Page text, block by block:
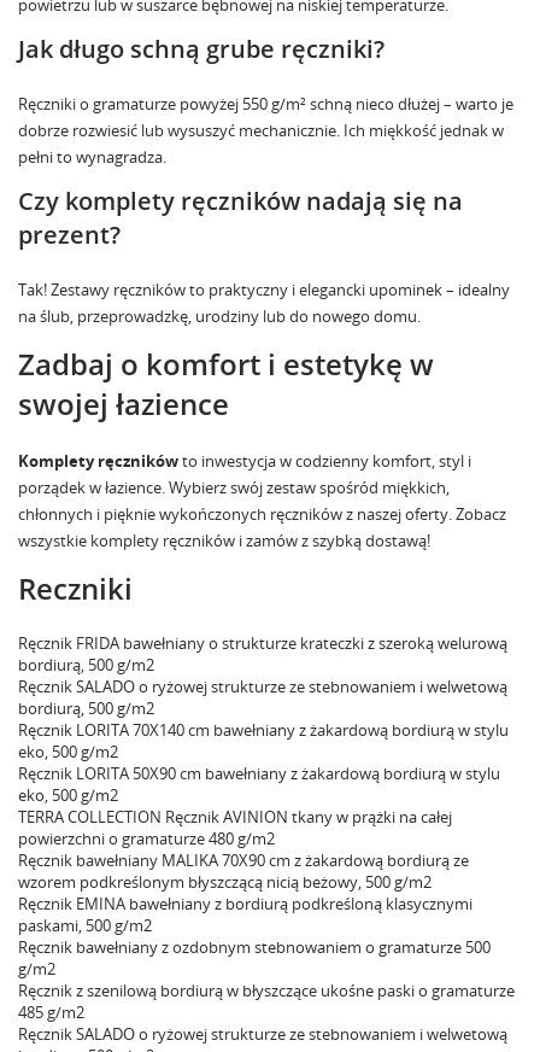
powietrzu lub w suszarce bębnowej na niskiej temperaturze.
Jak długo schną grube ręczniki?
Ręczniki o gramaturze powyżej 550 g/m² schną nieco dłużej – warto je
dobrze rozwiesić lub wysuszyć mechanicznie. Ich miękkość jednak w
pełni to wynagradza.
Czy komplety ręczników nadają się na
prezent?
Tak! Zestawy ręczników to praktyczny i elegancki upominek – idealny
na ślub, przeprowadzkę, urodziny lub do nowego domu.
Zadbaj o komfort i estetykę w
swojej łazience
Komplety ręcznikówto inwestycja w codzienny komfort, styl i
porządek w łazience. Wybierz swój zestaw spośród miękkich,
chłonnych i pięknie wykończonych ręczników z naszej oferty.Zobacz
wszystkie komplety ręczników i zamów z szybką dostawą!
Reczniki
Ręcznik FRIDA bawełniany o strukturze krateczki z szeroką welurową
bordiurą, 500 g/m2
Ręcznik SALADO o ryżowej strukturze ze stebnowaniem i welwetową
bordiurą, 500 g/m2
Ręcznik LORITA 70X140 cm bawełniany z żakardową bordiurą w stylu
eko, 500 g/m2
Ręcznik LORITA 50X90 cm bawełniany z żakardową bordiurą w stylu
eko, 500 g/m2
TERRA COLLECTION Ręcznik AVINION tkany w prążki na całej
powierzchni o gramaturze 480 g/m2
Ręcznik bawełniany MALIKA 70X90 cm z żakardową bordiurą ze
wzorem podkreślonym błyszczącą nicią beżowy, 500 g/m2
Ręcznik EMINA bawełniany z bordiurą podkreśloną klasycznymi
paskami, 500 g/m2
Ręcznik bawełniany z ozdobnym stebnowaniem o gramaturze 500
g/m2
Ręcznik z szenilową bordiurą w błyszczące ukośne paski o gramaturze
485 g/m2
Ręcznik SALADO o ryżowej strukturze ze stebnowaniem i welwetową